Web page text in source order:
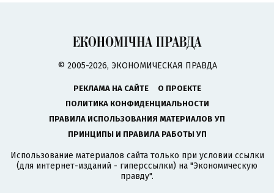
© 2005-2026, ЭКОНОМИЧЕСКАЯ ПРАВДА
РЕКЛАМА НА САЙТЕ
О ПРОЕКТЕ
ПОЛИТИКА КОНФИДЕНЦИАЛЬНОСТИ
ПРАВИЛА ИСПОЛЬЗОВАНИЯ МАТЕРИАЛОВ УП
ПРИНЦИПЫ И ПРАВИЛА РАБОТЫ УП
Использование материалов сайта только при условии ссылки
(для интернет-изданий - гиперссылки) на "Экономическую
правду".